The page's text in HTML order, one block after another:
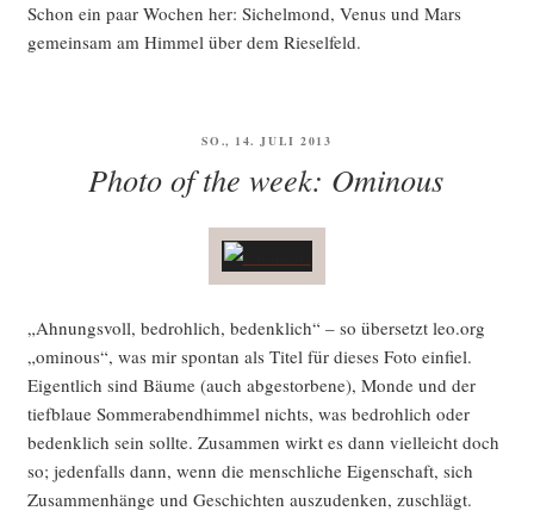
Schon ein paar Wochen her: Sichel­mond, Venus und Mars
gemein­sam am Him­mel über dem Rieselfeld.
VERÖFFENTLICHT
SO., 14. JULI 2013
Photo of the week: Ominous
„Ahnungs­voll, bedroh­lich, bedenk­lich“ – so über­setzt leo.org
„omi­nous“, was mir spon­tan als Titel für die­ses Foto ein­fiel.
Eigent­lich sind Bäu­me (auch abge­stor­be­ne), Mon­de und der
tief­blaue Som­mer­abend­him­mel nichts, was bedroh­lich oder
bedenk­lich sein soll­te. Zusam­men wirkt es dann viel­leicht doch
so; jeden­falls dann, wenn die mensch­li­che Eigen­schaft, sich
Zusam­men­hän­ge und Geschich­ten aus­zu­den­ken, zuschlägt.